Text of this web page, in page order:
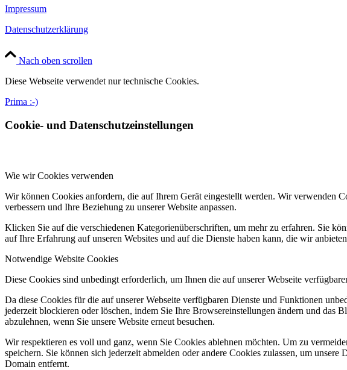
Impressum
Datenschutzerklärung
Nach oben scrollen
Diese Webseite verwendet nur technische Cookies.
Prima :-)
Cookie- und Datenschutzeinstellungen
Wie wir Cookies verwenden
Wir können Cookies anfordern, die auf Ihrem Gerät eingestellt werden. Wir verwenden
verbessern und Ihre Beziehung zu unserer Website anpassen.
Klicken Sie auf die verschiedenen Kategorienüberschriften, um mehr zu erfahren. Sie
auf Ihre Erfahrung auf unseren Websites und auf die Dienste haben kann, die wir
Notwendige Website Cookies
Diese Cookies sind unbedingt erforderlich, um Ihnen die auf unserer Webseite
Da diese Cookies für die auf unserer Webseite verfügbaren Dienste und Funktionen
jederzeit blockieren oder löschen, indem Sie Ihre Browsereinstellungen ändern und das
abzulehnen, wenn Sie unsere Website erneut besuchen.
Wir respektieren es voll und ganz, wenn Sie Cookies ablehnen möchten. Um zu
speichern. Sie können sich jederzeit abmelden oder andere Cookies zulassen, um
Domain entfernt.